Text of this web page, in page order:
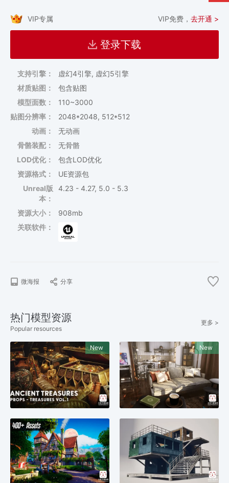
VIP专属 VIP免费， 去开通 >
登录下载
支持引擎：
虚幻4引擎, 虚幻5引擎
材质贴图：
包含贴图
模型面数：
110~3000
贴图分辨率：
2048*2048, 512*512
动画：
无动画
骨骼装配：
无骨骼
LOD优化：
包含LOD优化
资源格式：
UE资源包
Unreal版
本：
4.23 - 4.27, 5.0 - 5.3
资源大小：
908mb
关联软件：
微海报 分享
热门模型资源
Popular resources
更多 >